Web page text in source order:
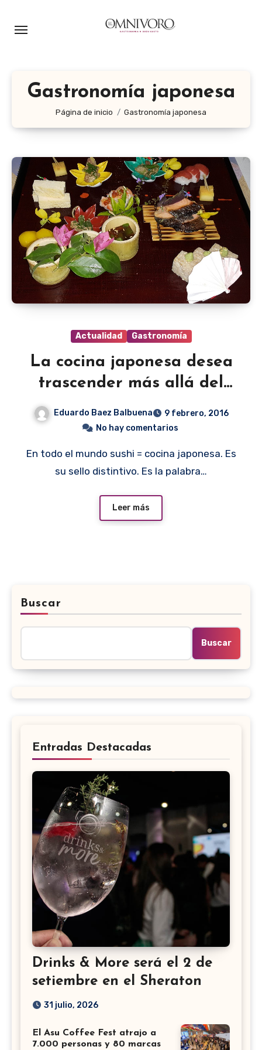
Gastronomía japonesa
Página de inicio Gastronomía japonesa
Actualidad Gastronomía
La cocina japonesa desea
trascender más allá del
Eduardo Baez Balbuena
9 febrero, 2016
No hay comentarios
En todo el mundo sushi = cocina japonesa. Es
su sello distintivo. Es la palabra…
Leer más
Buscar
Buscar
Entradas Destacadas
Drinks & More será el 2 de
setiembre en el Sheraton
31 julio, 2026
El Asu Coffee Fest atrajo a
7.000 personas y 80 marcas